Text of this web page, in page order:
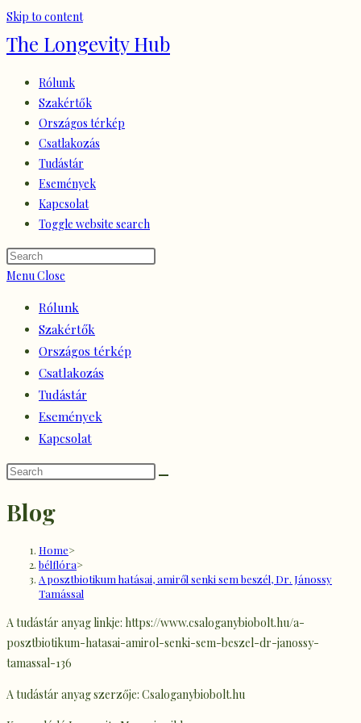
Skip to content
The Longevity Hub
Rólunk
Szakértők
Országos térkép
Csatlakozás
Tudástár
Események
Kapcsolat
Toggle website search
MenuClose
Rólunk
Szakértők
Országos térkép
Csatlakozás
Tudástár
Események
Kapcsolat
Blog
Home>
bélflóra>
A posztbiotikum hatásai, amiről senki sem beszél, Dr. Jánossy
Tamással
A tudástár anyag linkje: https://www.csaloganybiobolt.hu/a-
posztbiotikum-hatasai-amirol-senki-sem-beszel-dr-janossy-
tamassal-136
A tudástár anyag szerzője: Csaloganybiobolt.hu